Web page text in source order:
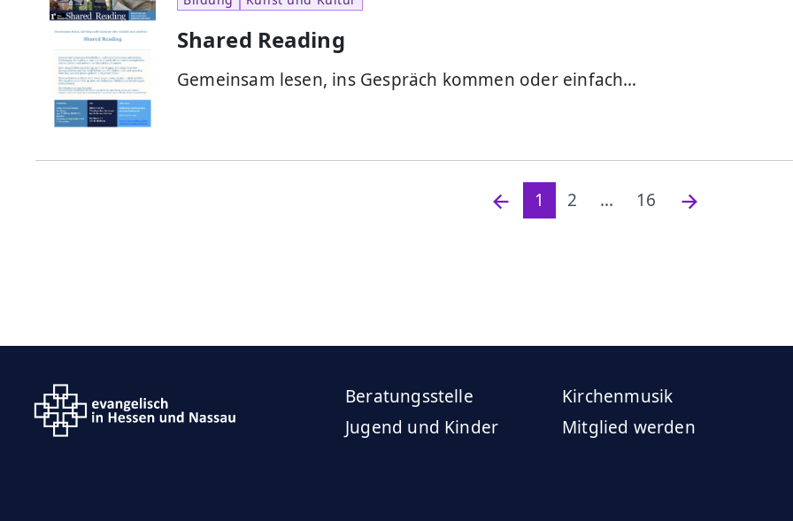
Shared Reading
Gemeinsam lesen, ins Gespräch kommen oder einfach…
1 2 ... 16
Beratungsstelle
Jugend und Kinder
Kirchenmusik
Mitglied werden